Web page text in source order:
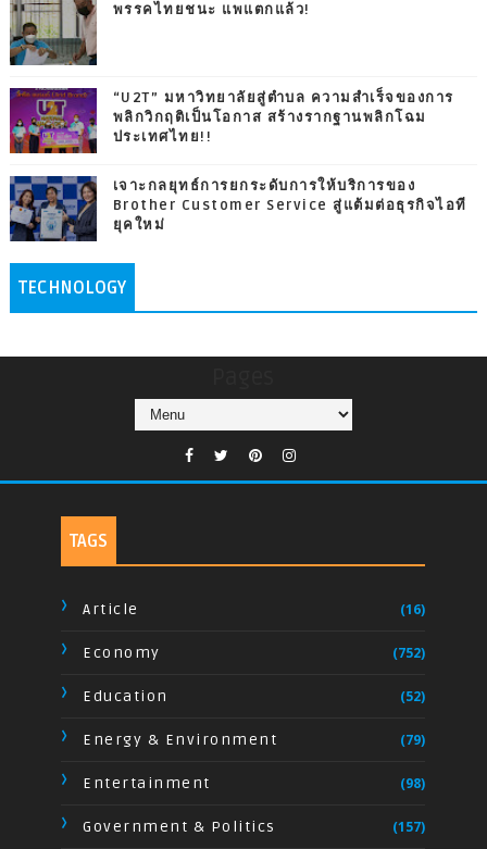
พรรคไทยชนะ แพแตกแล้ว!
“U2T” มหาวิทยาลัยสู่ตำบล ความสำเร็จของการ
พลิกวิกฤติเป็นโอกาส สร้างรากฐานพลิกโฉม
ประเทศไทย!!
เจาะกลยุทธ์การยกระดับการให้บริการของ
Brother Customer Service สู่แต้มต่อธุรกิจไอที
ยุคใหม่
TECHNOLOGY
TAGS
Article (16)
Economy (752)
Education (52)
Energy & Environment (79)
Entertainment (98)
Government & Politics (157)